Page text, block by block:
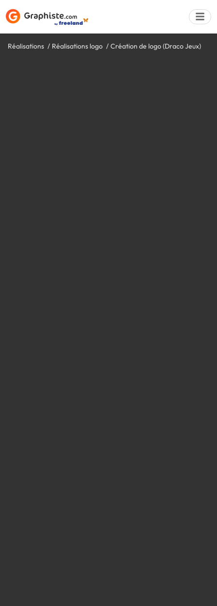
Réalisations Réalisations logo Création de logo (Draco Jeux)